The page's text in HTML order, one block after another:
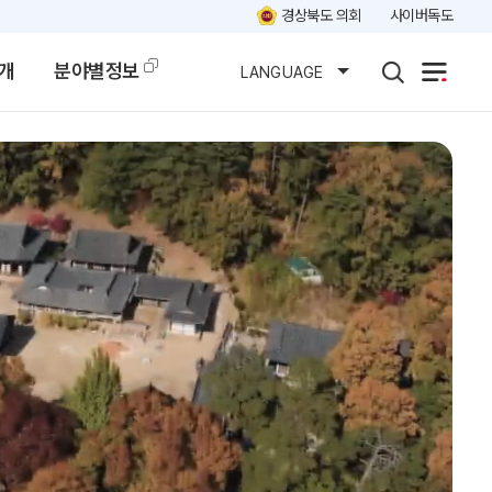
경상북도 의회 사이버독도
분야별정보 LANGUAGE